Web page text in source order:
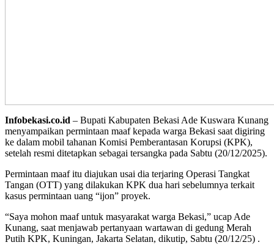
Infobekasi.co.id – Bupati Kabupaten Bekasi Ade Kuswara Kunang
menyampaikan permintaan maaf kepada warga Bekasi saat digiring
ke dalam mobil tahanan Komisi Pemberantasan Korupsi (KPK),
setelah resmi ditetapkan sebagai tersangka pada Sabtu (20/12/2025).
Permintaan maaf itu diajukan usai dia terjaring Operasi Tangkat
Tangan (OTT) yang dilakukan KPK dua hari sebelumnya terkait
kasus permintaan uang “ijon” proyek.
“Saya mohon maaf untuk masyarakat warga Bekasi,” ucap Ade
Kunang, saat menjawab pertanyaan wartawan di gedung Merah
Putih KPK, Kuningan, Jakarta Selatan, dikutip, Sabtu (20/12/25) .